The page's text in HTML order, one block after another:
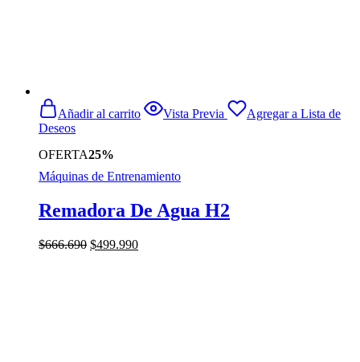
OFERTA25%
Añadir al carrito Vista Previa
Agregar a Lista de
Deseos
Máquinas de Entrenamiento
Remadora De Agua H2
$666.690 El
$499.990El